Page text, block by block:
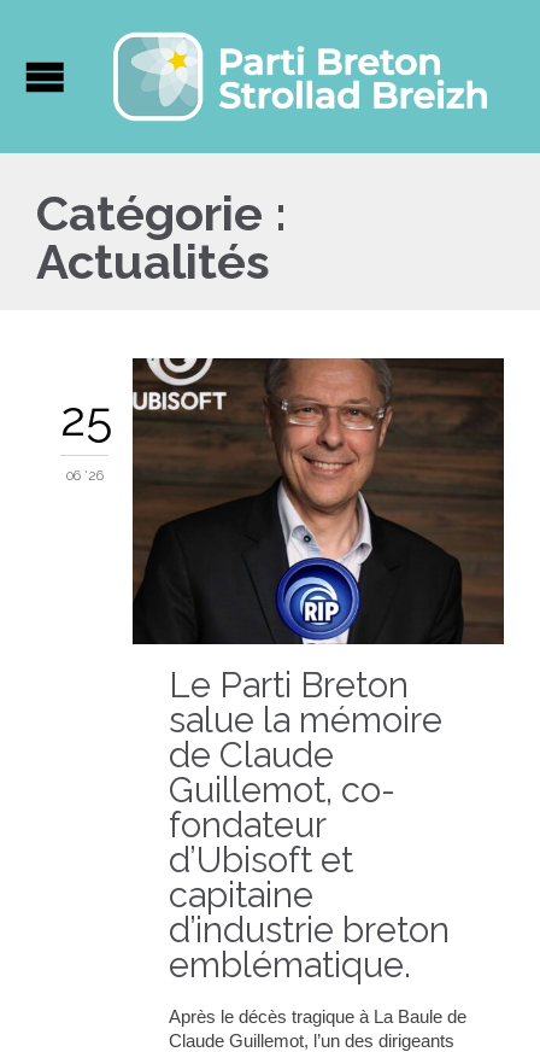
Catégorie :
Actualités
25
06 '26
Le Parti Breton
salue la mémoire
de Claude
Guillemot, co-
fondateur
d’Ubisoft et
capitaine
d’industrie breton
emblématique.
Après le décès tragique à La Baule de
Claude Guillemot, l’un des dirigeants